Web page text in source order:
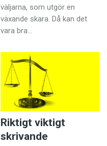
väljarna, som utgör en
växande skara. Då kan det
vara bra…
Riktigt viktigt
skrivande